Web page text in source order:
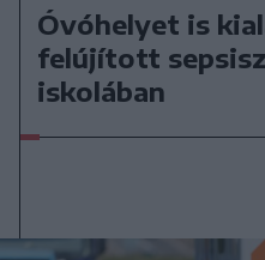
Óvóhelyet is
felújított
iskolában